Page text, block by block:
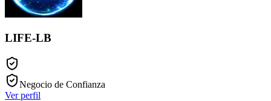
LIFE-LB
Negocio de Confianza
Ver perfil